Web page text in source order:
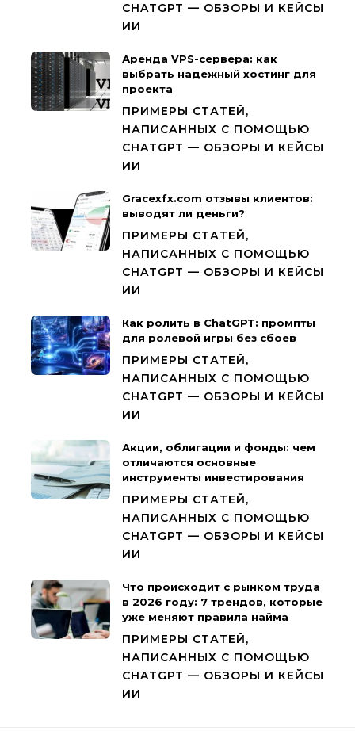
CHATGPT — ОБЗОРЫ И КЕЙСЫ
ИИ
Аренда VPS-сервера: как
выбрать надежный хостинг для
проекта
ПРИМЕРЫ СТАТЕЙ,
НАПИСАННЫХ С ПОМОЩЬЮ
CHATGPT — ОБЗОРЫ И КЕЙСЫ
ИИ
Gracexfx.com отзывы клиентов:
выводят ли деньги?
ПРИМЕРЫ СТАТЕЙ,
НАПИСАННЫХ С ПОМОЩЬЮ
CHATGPT — ОБЗОРЫ И КЕЙСЫ
ИИ
Как ролить в ChatGPT: промпты
для ролевой игры без сбоев
ПРИМЕРЫ СТАТЕЙ,
НАПИСАННЫХ С ПОМОЩЬЮ
CHATGPT — ОБЗОРЫ И КЕЙСЫ
ИИ
Акции, облигации и фонды: чем
отличаются основные
инструменты инвестирования
ПРИМЕРЫ СТАТЕЙ,
НАПИСАННЫХ С ПОМОЩЬЮ
CHATGPT — ОБЗОРЫ И КЕЙСЫ
ИИ
Что происходит с рынком труда
в 2026 году: 7 трендов, которые
уже меняют правила найма
ПРИМЕРЫ СТАТЕЙ,
НАПИСАННЫХ С ПОМОЩЬЮ
CHATGPT — ОБЗОРЫ И КЕЙСЫ
ИИ